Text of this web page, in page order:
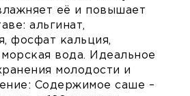
её и повышает
альгинат,
фосфат кальция,
вода. Идеальное
молодости и
Содержимое саше –